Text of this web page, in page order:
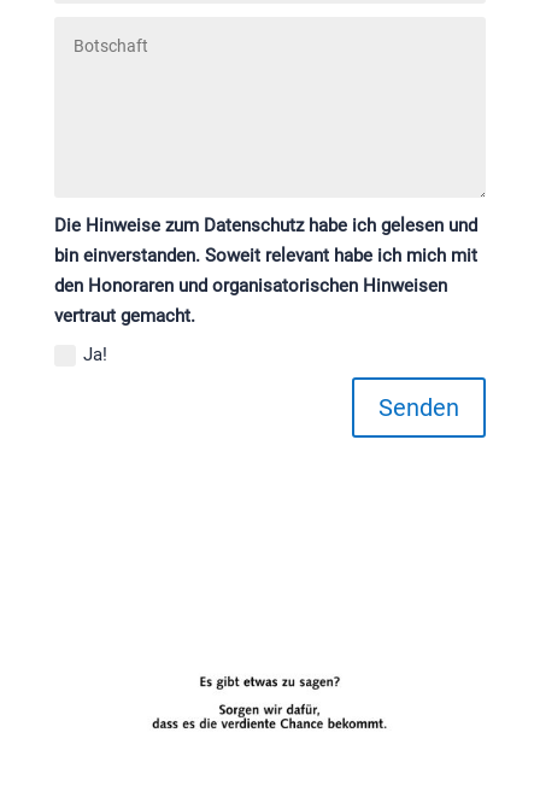
Die Hinweise zum Datenschutz habe ich gelesen und
bin einverstanden. Soweit relevant habe ich mich mit
den Honoraren und organisatorischen Hinweisen
vertraut gemacht.
Ja!
Senden